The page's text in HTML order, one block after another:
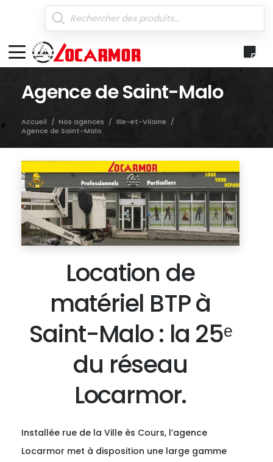
Recherche
de
produits
Agence de Saint-Malo
Accueil / Nos agences / Ille-et-Vilaine /
Agence de Saint-Malo
Location de
matériel BTP à
Saint-Malo : la 25ᵉ
du réseau
Locarmor.
Installée rue de la Ville ès Cours, l’agence
Locarmor met à disposition une large gamme